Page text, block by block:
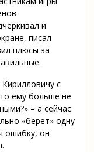
и
писал
плюсы за
с
ему больше не
– а сейчас
«берет» одну
ошибку, он